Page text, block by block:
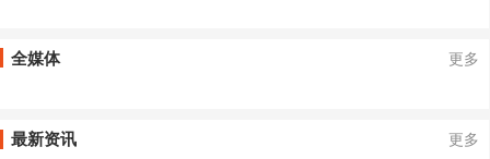
全媒体 更多
最新资讯
更多